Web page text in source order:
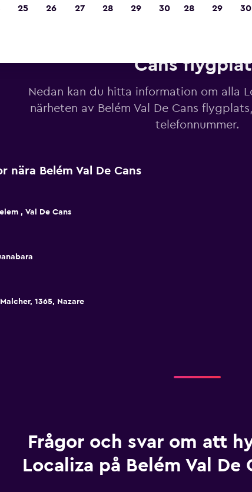
Cans
Nedan kan du hitta information om alla
närheten av Belém Val De Cans
telefonnummer.
nära Belém Val De Cans
, Val De Cans
1365, Nazare
Frågor och svar om att
Localiza på Belém Val De
25 26 27 28 29 30 28 29 30